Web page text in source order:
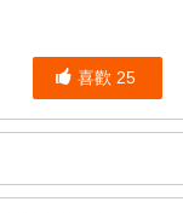
喜歡 25